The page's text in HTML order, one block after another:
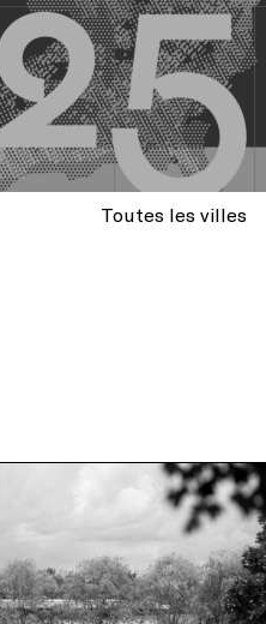
Toutes les villes
annonce
résidence
2025